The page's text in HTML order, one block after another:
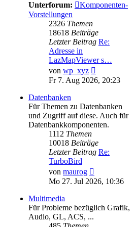
Unterforum:
Komponenten-
Vorstellungen
2326 Themen
18618 Beiträge
Letzter Beitrag Re:
Adresse in
LazMapViewer s…
von wp_xyz
Beitrag
Fr 7. Aug 2026, 20:23
Datenbanken
Für Themen zu Datenbanken
und Zugriff auf diese. Auch für
Datenbankkomponenten.
1112 Themen
10018 Beiträge
Letzter Beitrag Re:
TurboBird
von maurog
Beitrag
Mo 27. Jul 2026, 10:36
Multimedia
Für Probleme bezüglich Grafik,
Audio, GL, ACS, ...